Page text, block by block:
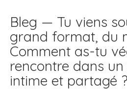
Bleg — Tu viens
grand format, du
Comment as-tu
rencontre dans
intime et partagé ?